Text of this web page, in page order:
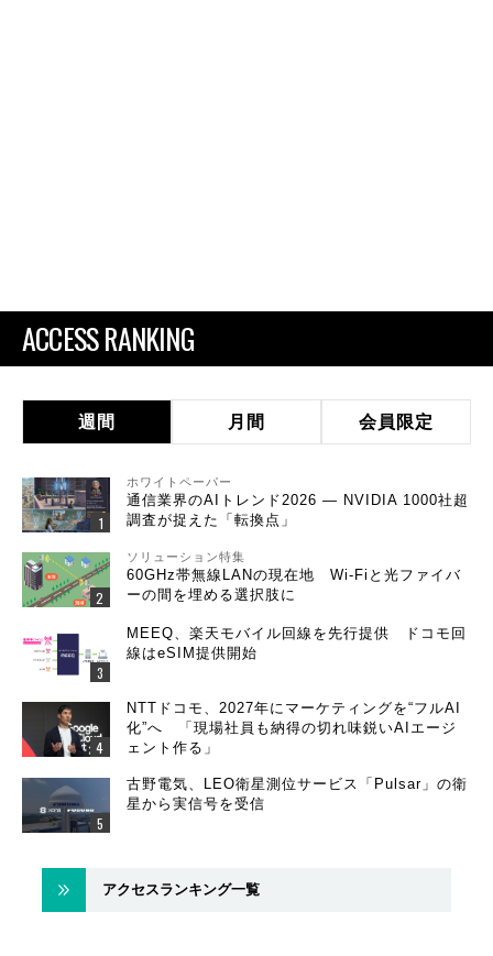
ACCESS RANKING
週間 月間 会員限定
ホワイトペーパー
通信業界のAIトレンド2026 ― NVIDIA 1000社超
調査が捉えた「転換点」
ソリューション特集
60GHz帯無線LANの現在地 Wi-Fiと光ファイバ
ーの間を埋める選択肢に
MEEQ、楽天モバイル回線を先行提供 ドコモ回
線はeSIM提供開始
NTTドコモ、2027年にマーケティングを“フルAI
化”へ 「現場社員も納得の切れ味鋭いAIエージ
ェント作る」
古野電気、LEO衛星測位サービス「Pulsar」の衛
星から実信号を受信
アクセスランキング一覧